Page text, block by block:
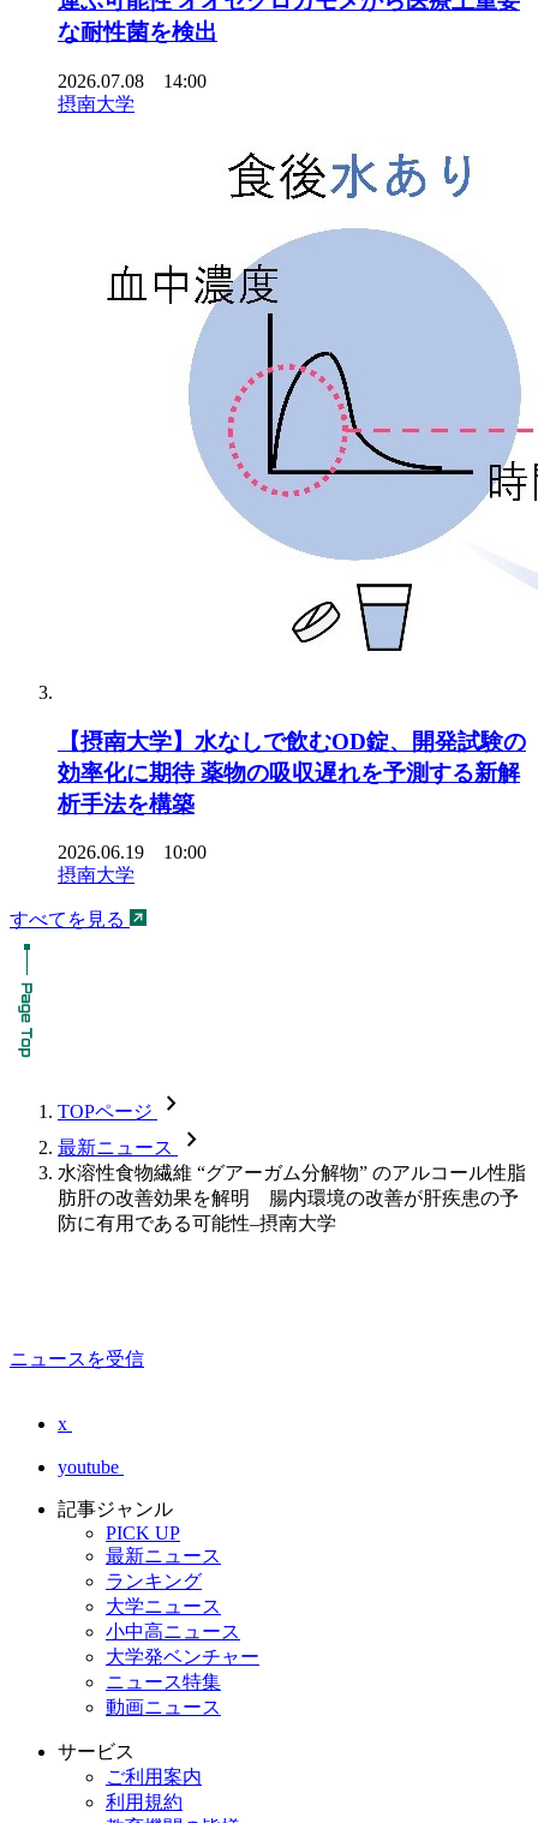
な耐性菌を検出
2026.07.08 14:00
摂南大学
【摂南大学】水なしで飲むOD錠、開発試験の
効率化に期待 薬物の吸収遅れを予測する新解
析手法を構築
2026.06.19 10:00
摂南大学
すべてを見る
TOPページ chevron_forward
最新ニュース chevron_forward
水溶性食物繊維 “グアーガム分解物” のアルコール性脂
肪肝の改善効果を解明 腸内環境の改善が肝疾患の予
防に有用である可能性–摂南大学
ニュースを受信
x
youtube
記事ジャンル
PICK UP
最新ニュース
ランキング
大学ニュース
小中高ニュース
大学発ベンチャー
ニュース特集
動画ニュース
サービス
ご利用案内
利用規約